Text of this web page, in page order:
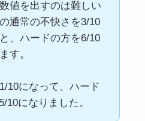
値を出すのは難しい
通常の不快さを3/10
、ハードの方を6/10
す。
10になって、ハード
10になりました。